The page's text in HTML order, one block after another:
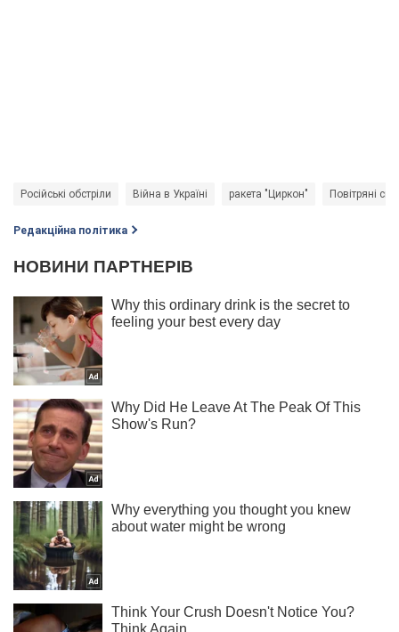
Російські обстріли Війна в Україні ракета "Циркон" Повітряні
Редакційна політика